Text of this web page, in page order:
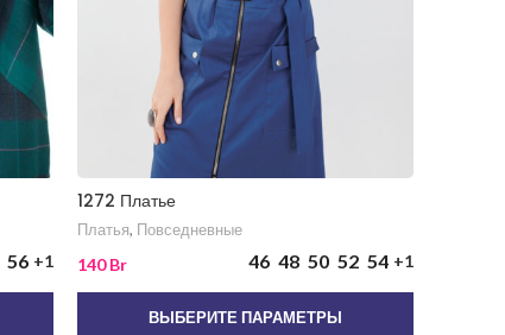
56 +1
1272 Платье
Платья, Повседневные
140Br 46 48 50 52 54 +1
ВЫБЕРИТЕ ПАРАМЕТРЫ